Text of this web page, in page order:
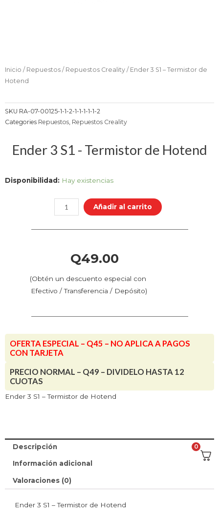
Inicio / Repuestos / Repuestos Creality / Ender 3 S1 – Termistor de
Hotend
SKU RA-07-00125-1-1-2-1-1-1-1-1-2
Categories Repuestos, Repuestos Creality
Ender 3 S1 - Termistor de Hotend
Disponibilidad: Hay existencias
Ender
-
Termistor
Hotend
cantidad
Añadir al carrito
Q49.00
(Obtén un descuento especial con
Efectivo / Transferencia / Depósito)
OFERTA ESPECIAL – Q45 – NO APLICA A PAGOS
CON TARJETA
PRECIO NORMAL – Q49 – DIVIDELO HASTA 12
CUOTAS
Ender 3 S1 – Termistor de Hotend
Descripción
Información adicional
Valoraciones (0)
Ender 3 S1 – Termistor de Hotend
0